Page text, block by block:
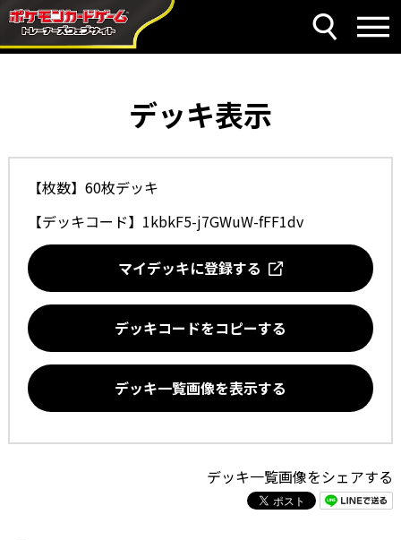
デッキ表示
【枚数】60枚デッキ
【デッキコード】 1kbkF5-j7GWuW-fFF1dv
マイデッキに登録する
デッキコードをコピーする
デッキ一覧画像を表示する
デッキ一覧画像をシェアする